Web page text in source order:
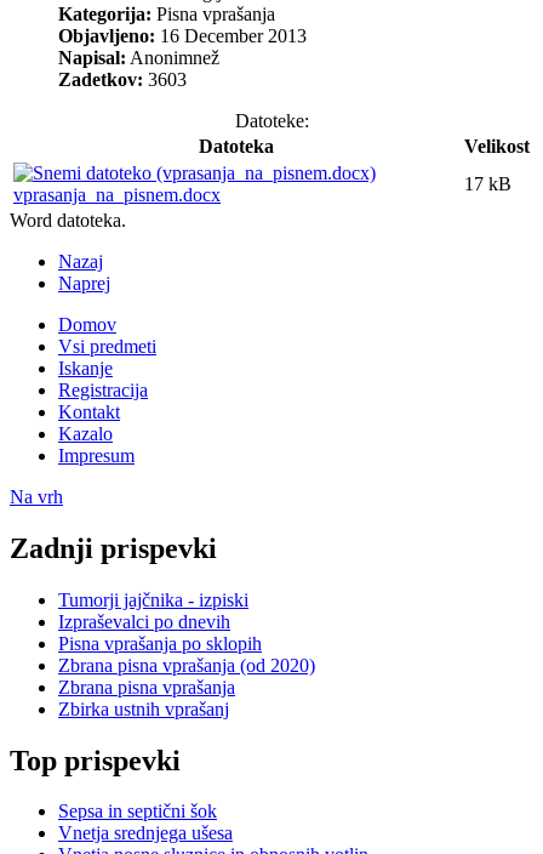
Kategorija: Pisna vprašanja
Objavljeno: 16 December 2013
Napisal: Anonimnež
Zadetkov: 3603
Datoteke:
Datoteka
Velikost
vprasanja_na_pisnem.docx
17 kB
Word datoteka.
Nazaj
Naprej
Domov
Vsi predmeti
Iskanje
Registracija
Kontakt
Kazalo
Impresum
Na vrh
Zadnji prispevki
Tumorji jajčnika - izpiski
Izpraševalci po dnevih
Pisna vprašanja po sklopih
Zbrana pisna vprašanja (od 2020)
Zbrana pisna vprašanja
Zbirka ustnih vprašanj
Top prispevki
Sepsa in septični šok
Vnetja srednjega ušesa